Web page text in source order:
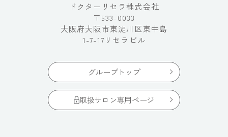
ドクターリセラ株式会社
〒533-0033
大阪府大阪市東淀川区東中島
1-7-17リセラビル
グループトップ
取扱サロン専用ページ